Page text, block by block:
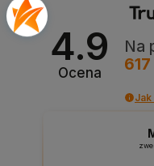
4.9
Ocena
Na
617